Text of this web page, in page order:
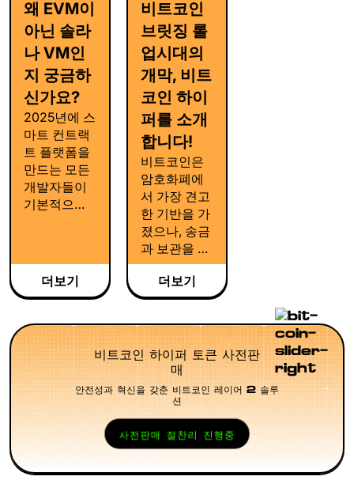
능합니다.
왜 EVM이
아닌 솔라
나 VM인
지 궁금하
신가요?
2025년에 스
마트 컨트랙
트 플랫폼을
만드는 모든
개발자들이
기본적으로
에나 있고, 어
느정도 표준
기 때문입니
더보기
비트코인
브릿징 롤
업시대의
개막, 비트
코인 하이
퍼를 소개
합니다!
비트코인은
암호화폐에
서 가장 견고
한 기반을 가
졌으나, 송금
과 보관을 넘
어선 확장성
은 부족합니
다. 네이티브
랙트나 디앱,
개발자 생태
계도 없습니
다. 비트코인
은 안전하지
만 느린 결제
시스템입니
더보기
비트코인 하이퍼 토큰 사전판
매
안전성과 혁신을 갖춘 비트코인 레이어 2 솔루
션
사전판매 절찬리 진행중